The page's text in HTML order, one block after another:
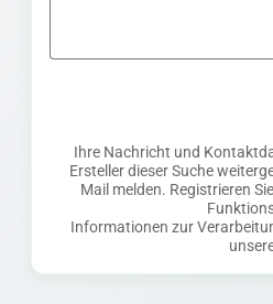
Ihre Nachricht und
Ersteller dieser Suche
Mail melden. Registrieren
Informationen zur